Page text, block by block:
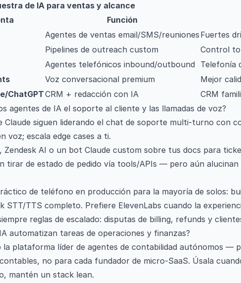
de IA para ventas y alcance
Función
Agentes de ventas email/SMS/reuniones Fuertes
Pipelines de outreach custom Control
Agentes telefónicos inbound/outbound Telefonía
Voz conversacional premium Mejor
ChatGPTCRM + redacción con IA CRM
agentes de IA el soporte al cliente y las llamadas de voz?
Claude siguen liderando el chat de soporte multi-turno con
voz; escala edge cases a ti.
Zendesk AI o un bot Claude custom sobre tus docs para
tirar de estado de pedido vía tools/APIs — pero aún
de teléfono en producción para la mayoría de solos:
STT/TTS completo. Prefiere ElevenLabs cuando la
reglas de escalado: disputas de billing, refunds y
automatizan tareas de operaciones y finanzas?
la plataforma líder de agentes de contabilidad autónomos —
no para cada fundador de micro-SaaS. Úsala
mantén un stack lean.